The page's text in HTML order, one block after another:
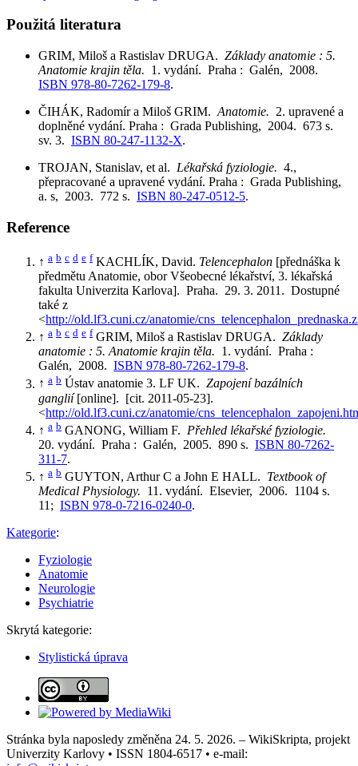
Použitá literatura
GRIM, Miloš a Rastislav DRUGA. Základy anatomie : 5.
Anatomie krajin těla. 1. vydání. Praha : Galén, 2008.
ISBN 978-80-7262-179-8.
ČIHÁK, Radomír a Miloš GRIM. Anatomie. 2. upravené a
doplněné vydání. Praha : Grada Publishing, 2004. 673 s.
sv. 3. ISBN 80-247-1132-X.
TROJAN, Stanislav, et al. Lékařská fyziologie. 4.,
přepracované a upravené vydání. Praha : Grada Publishing,
a. s, 2003. 772 s. ISBN 80-247-0512-5.
Reference
↑ a b c d e f KACHLÍK, David. Telencephalon [přednáška k
předmětu Anatomie, obor Všeobecné lékařství, 3. lékařská
fakulta Univerzita Karlova]. Praha. 29. 3. 2011. Dostupné
také z
<http://old.lf3.cuni.cz/anatomie/
↑ a b c d e f GRIM, Miloš a Rastislav DRUGA. Základy
anatomie : 5. Anatomie krajin těla. 1. vydání. Praha :
Galén, 2008. ISBN 978-80-7262-179-8.
↑ a b Ústav anatomie 3. LF UK. Zapojení bazálních
ganglií[online]. [cit. 2011-05-23].
<http://old.lf3.cuni.cz/anatomie/
↑ a b GANONG, William F. Přehled lékařské fyziologie.
20. vydání. Praha : Galén, 2005. 890 s. ISBN 80-7262-
311-7.
↑ a b GUYTON, Arthur C a John E HALL. Textbook of
Medical Physiology. 11. vydání. Elsevier, 2006. 1104 s.
11; ISBN 978-0-7216-0240-0.
Kategorie:
Fyziologie
Anatomie
Neurologie
Psychiatrie
Skrytá kategorie:
Stylistická úprava
Stránka byla naposledy změněna 24. 5. 2026. – WikiSkripta, projekt
Univerzity Karlovy • ISSN 1804-6517 • e-mail: